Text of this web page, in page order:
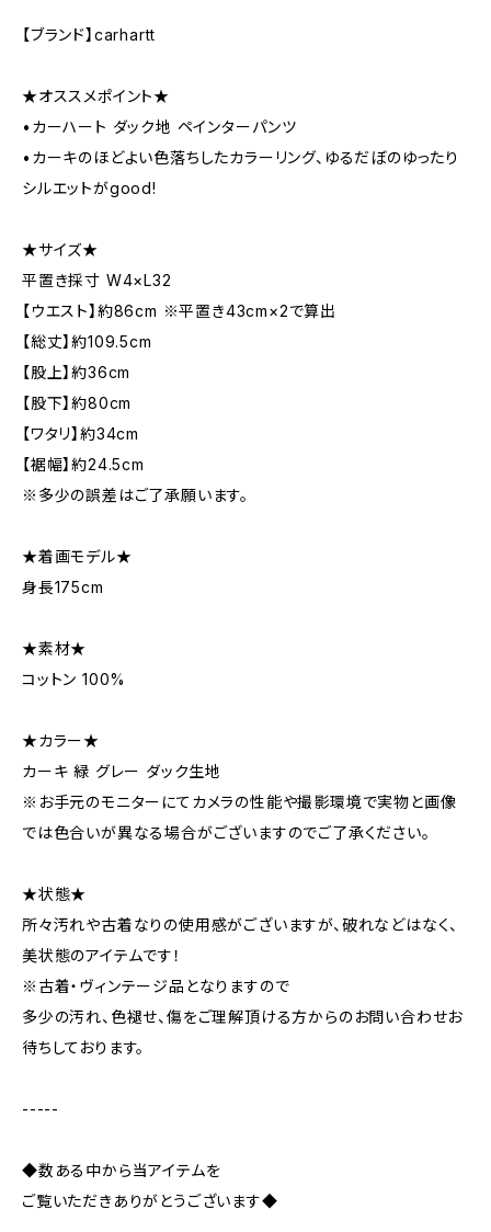
【ブランド】carhartt
★オススメポイント★
•カーハート ダック地 ペインターパンツ
•カーキのほどよい色落ちしたカラーリング、ゆるだぼのゆったり
シルエットがgood!
★サイズ★
平置き採寸 W4×L32
【ウエスト】約86cm ※平置き43cm×2で算出
【総丈】約109.5cm
【股上】約36cm
【股下】約80cm
【ワタリ】約34cm
【裾幅】約24.5cm
※多少の誤差はご了承願います。
★着画モデル★
身長175cm
★素材★
コットン 100%
★カラー★
カーキ 緑 グレー ダック生地
※お手元のモニターにてカメラの性能や撮影環境で実物と画像
では色合いが異なる場合がございますのでご了承ください。
★状態★
所々汚れや古着なりの使用感がございますが、破れなどはなく、
美状態のアイテムです！
※古着・ヴィンテージ品となりますので
多少の汚れ、色褪せ、傷をご理解頂ける方からのお問い合わせお
待ちしております。
-----
◆数ある中から当アイテムを
ご覧いただきありがとうございます◆